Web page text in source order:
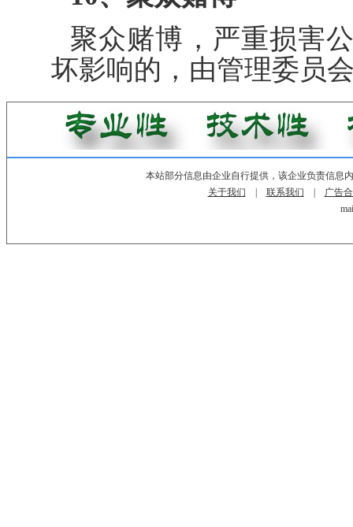
聚众赌博，严重损害
坏影响的，由管理委员
本站部分信息由企业自行提供，该企业负责信息
关于我们
联系我们
广告